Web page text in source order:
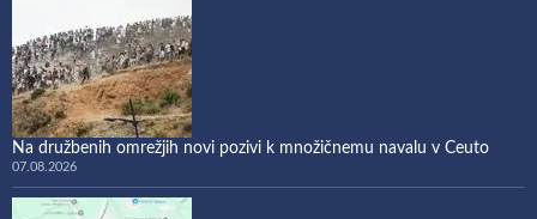
Na družbenih omrežjih novi pozivi k množičnemu navalu v Ceuto
07.08.2026